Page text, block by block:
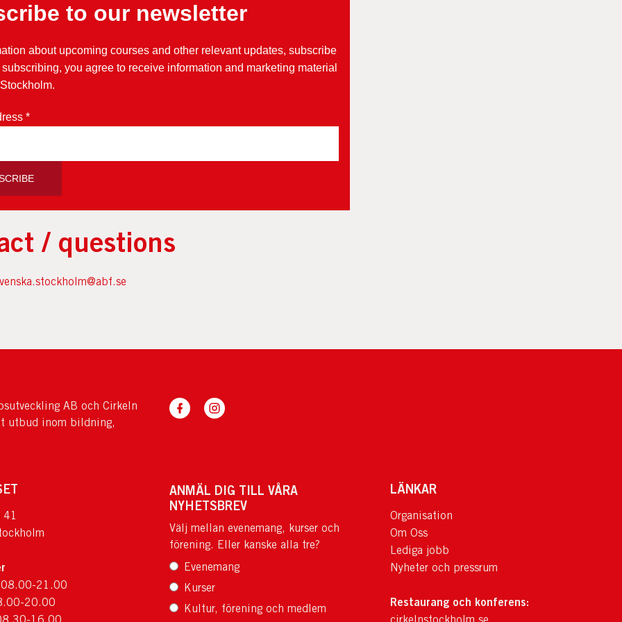
16 oktober – 10 november & 13 november – 15 december
veckor + 5 veckor
Sveavägen 41 (T-bana: Rådmansgatan)
to our newsletter
about upcoming courses and other relevant updates, subscribe
subscribing, you agree to receive information and marketing material
*
/ questions
AB och Cirkeln
utbud inom bildning,
41
21.00
20.00
ANMÄL DIG TILL VÅRA
NYHETSBREV
Välj mellan evenemang, kurser och
förening. Eller kanske alla tre?
Evenemang
Kurser
Kultur, förening och medlem
LÄNKAR
Organisation
Om Oss
Lediga jobb
Nyheter och pressrum
Restaurang och konferens: